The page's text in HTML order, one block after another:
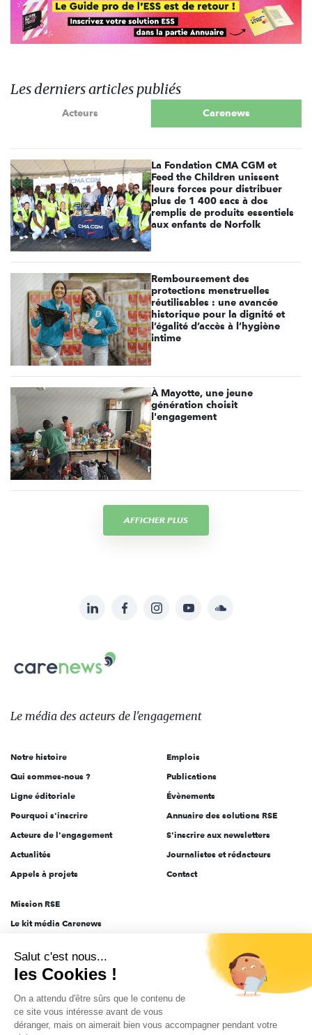
Les derniers articles publiés
Acteurs Carenews
La Fondation CMA CGM et
Feed the Children unissent
leurs forces pour distribuer
plus de 1 400 sacs à dos
remplis de produits essentiels
aux enfants de Norfolk
Remboursement des
protections menstruelles
réutilisables : une avancée
historique pour la dignité et
l’égalité d’accès à l’hygiène
intime
À Mayotte, une jeune
génération choisit
l'engagement
AFFICHER PLUS
sur:
LinkedInFacebookInstagramYouTubeSoundcloud
Carenews,
Le
des
l'engagement
Le média des acteurs de l'engagement
Notre histoire
Qui sommes-nous ?
Ligne éditoriale
Pourquoi s'inscrire
Acteurs de l'engagement
Actualités
Appels à projets
Emplois
Publications
Évènements
Annuaire des solutions RSE
S'inscrire aux newsletters
Journalistes et rédacteurs
Contact
Mission RSE
Le kit média Carenews
AEF info
Novethic
PRODURABLE
Inclusiv Day
Salut c'est nous...
les Cookies !
On a attendu d'être sûrs que le contenu de
ce site vous intéresse avant de vous
déranger, mais on aimerait bien vous accompagner pendant votre